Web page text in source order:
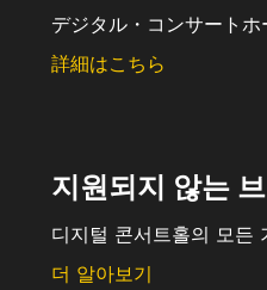
デジタル・コンサート
詳細はこちら
지원되지 않는
디지털 콘서트홀의 모든
더 알아보기